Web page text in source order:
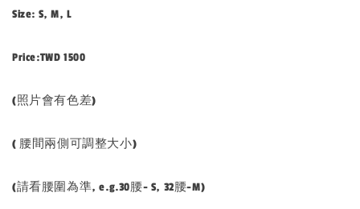
Size: S, M, L
Price:TWD 1500
(照片會有色差)
( 腰間兩側可調整大小)
(請看腰圍為準, e.g.30腰- S, 32腰-M)